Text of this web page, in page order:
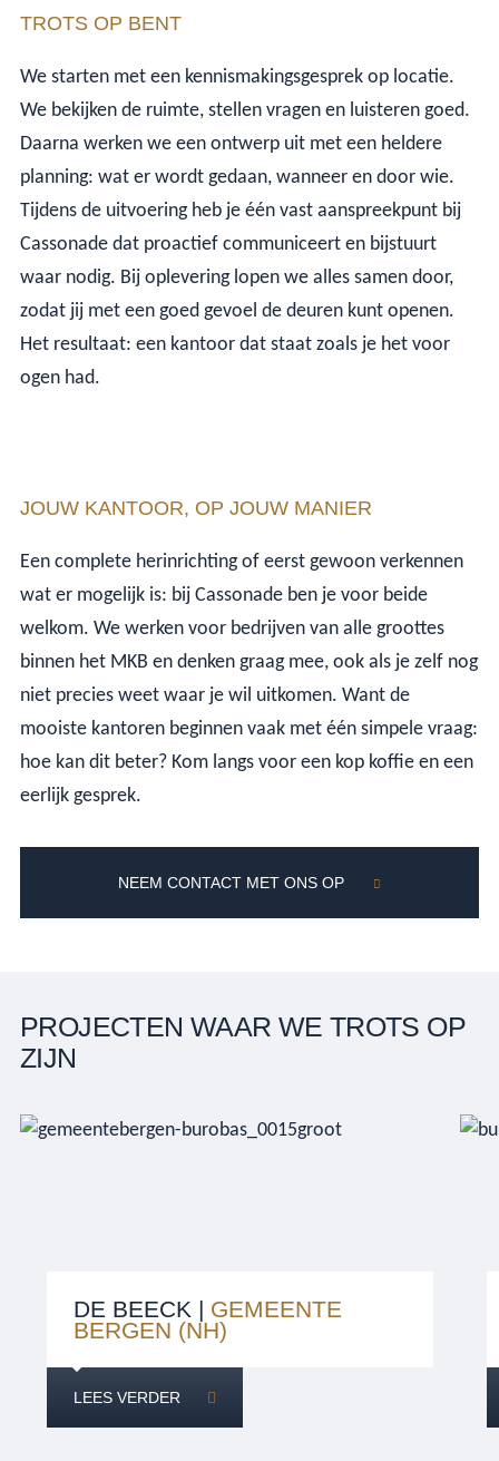
TROTS OP BENT
We starten met een kennismakingsgesprek op locatie.
We bekijken de ruimte, stellen vragen en luisteren goed.
Daarna werken we een ontwerp uit met een heldere
planning: wat er wordt gedaan, wanneer en door wie.
Tijdens de uitvoering heb je één vast aanspreekpunt bij
Cassonade dat proactief communiceert en bijstuurt
waar nodig. Bij oplevering lopen we alles samen door,
zodat jij met een goed gevoel de deuren kunt openen.
Het resultaat: een kantoor dat staat zoals je het voor
ogen had.
JOUW KANTOOR, OP JOUW MANIER
Een complete herinrichting of eerst gewoon verkennen
wat er mogelijk is: bij Cassonade ben je voor beide
welkom. We werken voor bedrijven van alle groottes
binnen het MKB en denken graag mee, ook als je zelf nog
niet precies weet waar je wil uitkomen. Want de
mooiste kantoren beginnen vaak met één simpele vraag:
hoe kan dit beter? Kom langs voor een kop koffie en een
eerlijk gesprek.
NEEM CONTACT MET ONS OP
PROJECTEN WAAR WE TROTS OP
ZIJN
DE BEECK | GEMEENTE
BERGEN (NH)
LEES VERDER